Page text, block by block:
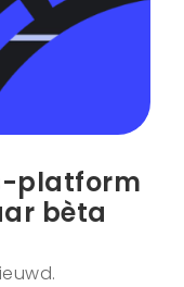
platform
bèta